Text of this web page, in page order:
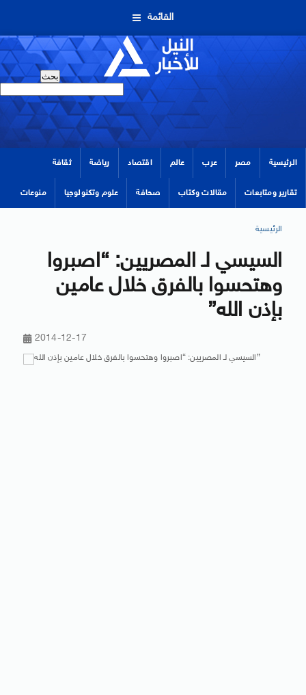
القائمة
الرئيسية مصر عرب عالم اقتصاد رياضة ثقافة
تقارير ومتابعات مقالات وكتاب صحافة علوم وتكنولوجيا منوعات
الرئيسية
السيسي لـ المصريين: “اصبروا
وهتحسوا بالفرق خلال عامين
بإذن الله”
2014-12-17